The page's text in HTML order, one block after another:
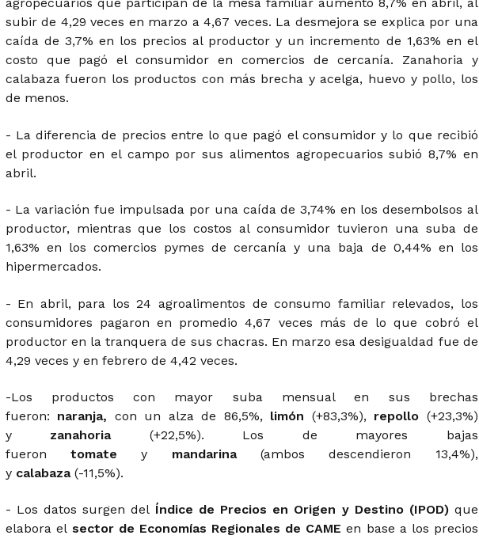
agropecuarios que participan de la mesa familiar aumentó 8,7% en abril, al
subir de 4,29 veces en marzo a 4,67 veces. La desmejora se explica por una
caída de 3,7% en los precios al productor y un incremento de 1,63% en el
costo que pagó el consumidor en comercios de cercanía. Zanahoria y
calabaza fueron los productos con más brecha y acelga, huevo y pollo, los
de menos.
- La diferencia de precios entre lo que pagó el consumidor y lo que recibió
el productor en el campo por sus alimentos agropecuarios subió 8,7% en
abril.
- La variación fue impulsada por una caída de 3,74% en los desembolsos al
productor, mientras que los costos al consumidor tuvieron una suba de
1,63% en los comercios pymes de cercanía y una baja de 0,44% en los
hipermercados.
- En abril, para los 24 agroalimentos de consumo familiar relevados, los
consumidores pagaron en promedio 4,67 veces más de lo que cobró el
productor en la tranquera de sus chacras. En marzo esa desigualdad fue de
4,29 veces y en febrero de 4,42 veces.
-Los productos con mayor suba mensual en sus brechas
fueron: naranja, con un alza de 86,5%, limón (+83,3%), repollo (+23,3%)
y zanahoria (+22,5%). Los de mayores bajas
fueron tomatey mandarina(ambos descendieron 13,4%),
y calabaza (-11,5%).
- Los datos surgen delÍndice de Precios en Origen y Destino (IPOD) que
elabora el sector de Economías Regionales de CAME en base a los precios